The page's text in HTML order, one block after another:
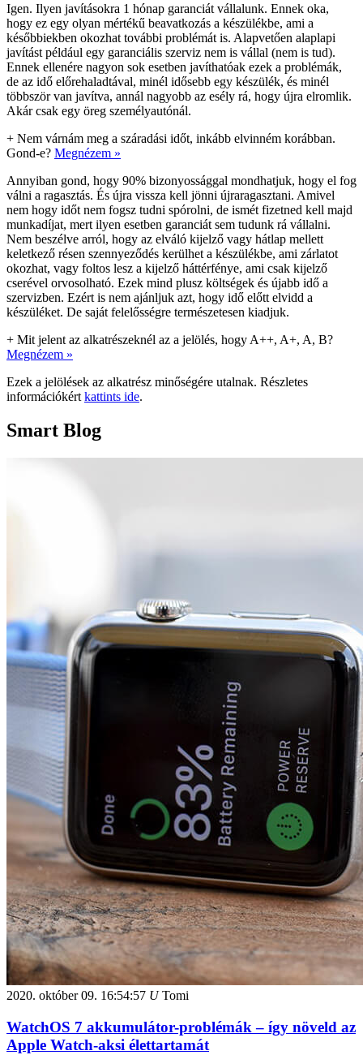
Igen. Ilyen javításokra 1 hónap garanciát vállalunk. Ennek oka,
hogy ez egy olyan mértékű beavatkozás a készülékbe, ami a
későbbiekben okozhat további problémát is. Alapvetően alaplapi
javítást például egy garanciális szerviz nem is vállal (nem is tud).
Ennek ellenére nagyon sok esetben javíthatóak ezek a problémák,
de az idő előrehaladtával, minél idősebb egy készülék, és minél
többször van javítva, annál nagyobb az esély rá, hogy újra elromlik.
Akár csak egy öreg személyautónál.
+ Nem várnám meg a száradási időt, inkább elvinném korábban.
Gond-e? Megnézem »
Annyiban gond, hogy 90% bizonyossággal mondhatjuk, hogy el fog
válni a ragasztás. És újra vissza kell jönni újraragasztani. Amivel
nem hogy időt nem fogsz tudni spórolni, de ismét fizetned kell majd
munkadíjat, mert ilyen esetben garanciát sem tudunk rá vállalni.
Nem beszélve arról, hogy az elváló kijelző vagy hátlap mellett
keletkező résen szennyeződés kerülhet a készülékbe, ami zárlatot
okozhat, vagy foltos lesz a kijelző háttérfénye, ami csak kijelző
cserével orvosolható. Ezek mind plusz költségek és újabb idő a
szervizben. Ezért is nem ajánljuk azt, hogy idő előtt elvidd a
készüléket. De saját felelősségre természetesen kiadjuk.
+ Mit jelent az alkatrészeknél az a jelölés, hogy A++, A+, A, B?
Megnézem »
Ezek a jelölések az alkatrész minőségére utalnak. Részletes
információkért kattints ide.
Smart Blog
2020. október 09. 16:54:57 UTomi
WatchOS 7 akkumulátor-problémák – így növeld az
Apple Watch-aksi élettartamát